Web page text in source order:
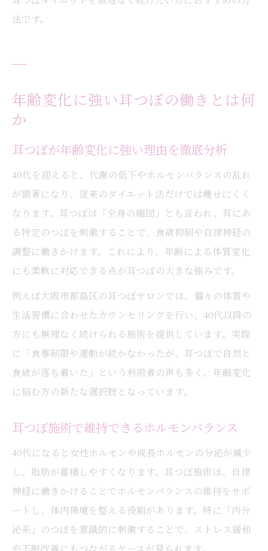
法です。
年齢変化に強い耳つぼの働きとは何
か
耳つぼが年齢変化に強い理由を徹底分析
40代を迎えると、代謝の低下やホルモンバランスの乱れ
が顕著になり、従来のダイエット法だけでは痩せにくく
なります。耳つぼは「全身の縮図」とも言われ、耳にあ
る特定のつぼを刺激することで、食欲抑制や自律神経の
調整に働きかけます。これにより、年齢による体質変化
にも柔軟に対応できる点が耳つぼの大きな強みです。
例えば大阪市都島区の耳つぼサロンでは、個々の体質や
生活習慣に合わせたカウンセリングを行い、40代以降の
方にも無理なく続けられる施術を提供しています。実際
に「食事制限や運動が続かなかったが、耳つぼで自然と
食欲が落ち着いた」という利用者の声も多く、年齢変化
に悩む方の新たな選択肢となっています。
耳つぼ施術で維持できるホルモンバランス
40代になると女性ホルモンや成長ホルモンの分泌が減少
し、脂肪が蓄積しやすくなります。耳つぼ施術は、自律
神経に働きかけることでホルモンバランスの維持をサポ
ートし、体内環境を整える役割があります。特に「内分
泌系」のつぼを意識的に刺激することで、ストレス緩和
や不眠改善にもつながるケースが見られます。